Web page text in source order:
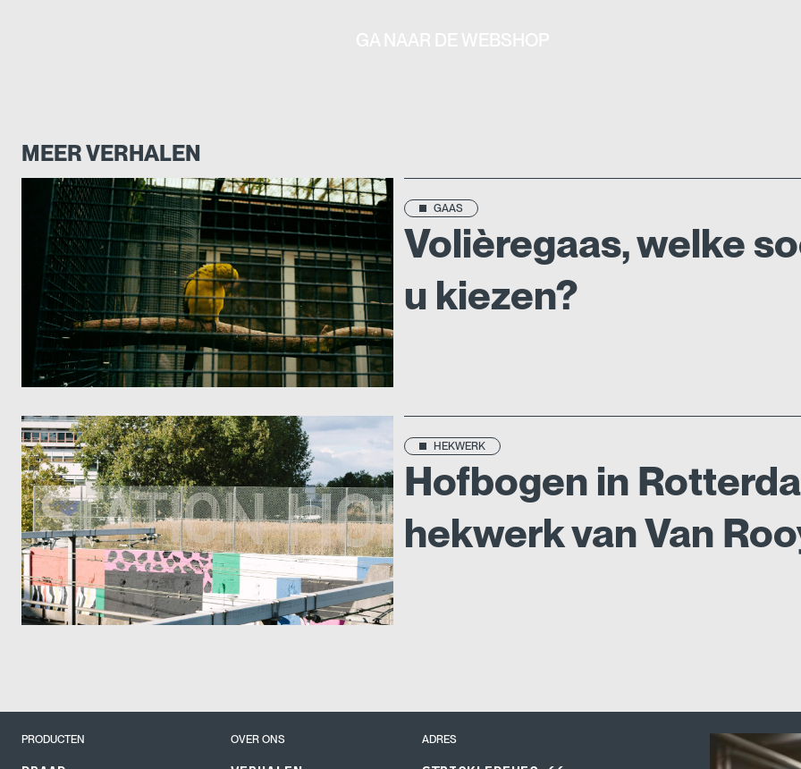
MEER VERHALEN
GAAS
Volièregaas, welke
u kiezen?
HEKWERK
Hofbogen in
hekwerk van Van
PRODUCTEN OVER ONS ADRES